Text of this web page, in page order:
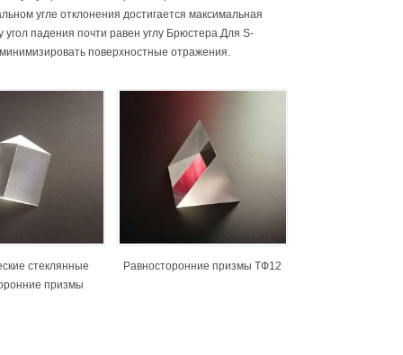
угле отклонения достигается максимальная
падения почти равен углу Брюстера.Для S-
поверхностные отражения.
стеклянные
призмы
Равносторонние призмы ТФ12